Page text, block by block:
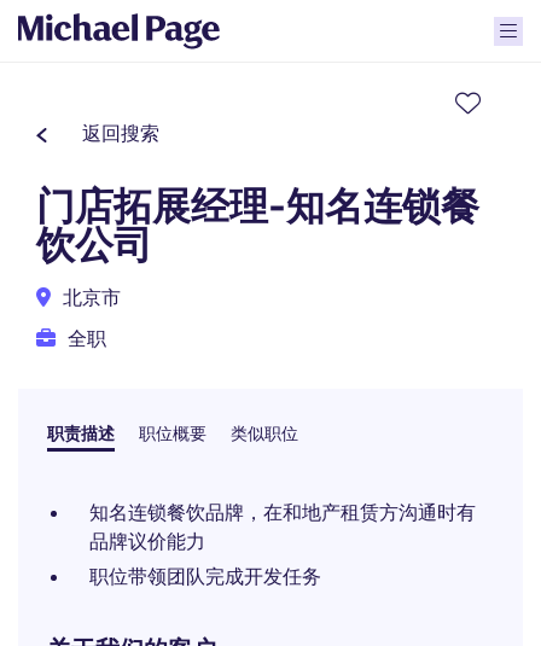
返回搜索
门店拓展经理-知名连锁餐
饮公司
北京市
全职
职责描述 职位概要 类似职位
知名连锁餐饮品牌，在和地产租赁方沟通时有
品牌议价能力
职位带领团队完成开发任务